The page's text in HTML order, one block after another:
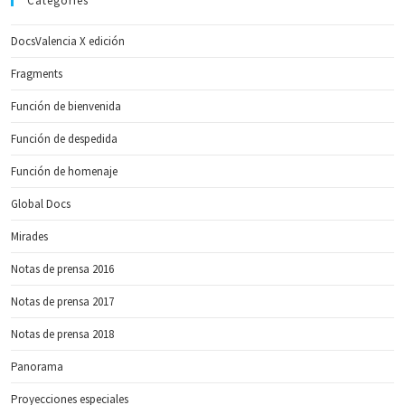
DocsValencia X edición
Fragments
Función de bienvenida
Función de despedida
Función de homenaje
Global Docs
Mirades
Notas de prensa 2016
Notas de prensa 2017
Notas de prensa 2018
Panorama
Proyecciones especiales